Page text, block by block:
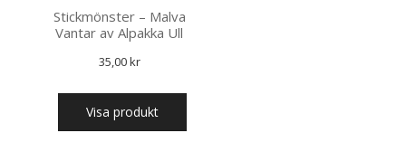
olika
Stickmönster – Malva
Vantar av Alpakka Ull
35,00kr
Visa produkt